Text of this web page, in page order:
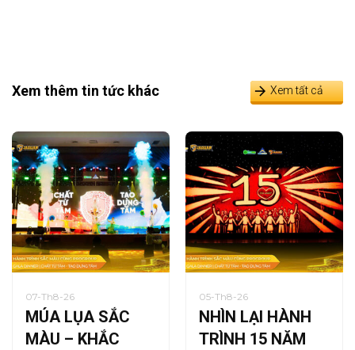
Xem thêm tin tức khác Xem tất cả
07-Th8-26
MÚA LỤA SẮC
MÀU – KHẮC
05-Th8-26
NHÌN LẠI HÀNH
TRÌNH 15 NĂM